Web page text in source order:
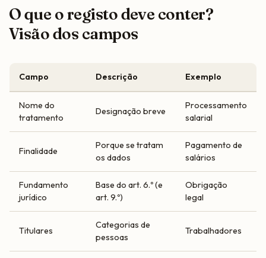
O que o registo deve conter?
Visão dos campos
Campo Descrição Exemplo
Nome do
tratamento
Designação breve
Processamento
salarial
Finalidade
Porque se tratam
os dados
Pagamento de
salários
Fundamento
jurídico
Base do art. 6.º (e
art. 9.º)
Obrigação
legal
Titulares
Categorias de
pessoas
Trabalhadores